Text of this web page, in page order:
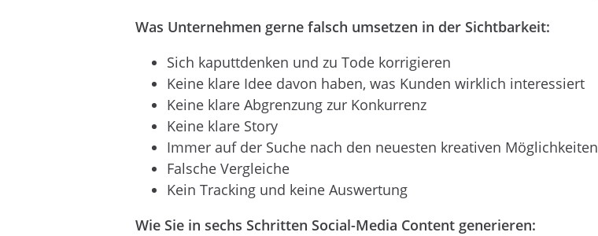
Was Unternehmen gerne falsch umsetzen in der Sichtbarkeit:
Sich kaputtdenken und zu Tode korrigieren
Keine klare Idee davon haben, was Kunden wirklich interessiert
Keine klare Abgrenzung zur Konkurrenz
Keine klare Story
Immer auf der Suche nach den neuesten kreativen Möglichkeiten
Falsche Vergleiche
Kein Tracking und keine Auswertung
Wie Sie in sechs Schritten Social-Media Content generieren: